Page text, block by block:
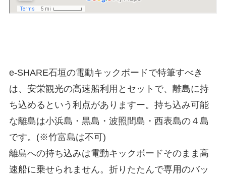
e-SHARE石垣の電動キックボードで特筆すべき
は、安栄観光の高速船利用とセットで、離島に持
ち込めるという利点がありますー。持ち込み可能
な離島は小浜島・黒島・波照間島・西表島の４島
です。(※竹富島は不可)
離島への持ち込みは電動キックボードそのまま高
速船に乗せられません。折りたたんで専用のバッ